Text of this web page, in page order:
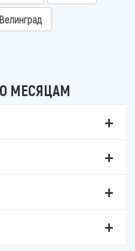
Велинград
МЕСЯЦАМ